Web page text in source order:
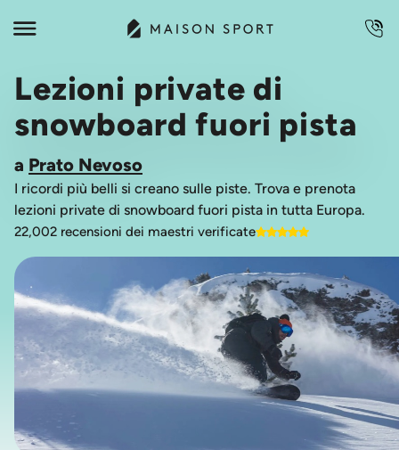
Lezioni private di
snowboard fuori pista
a Prato Nevoso
I ricordi più belli si creano sulle piste. Trova e prenota
lezioni private di snowboard fuori pista in tutta Europa.
22,002 recensioni dei maestri verificate